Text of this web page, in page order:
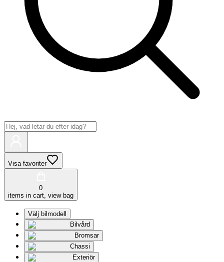
Visa favoriter
0
items in cart, view bag
Välj bilmodell
Bilvård
Bromsar
Chassi
Exteriör